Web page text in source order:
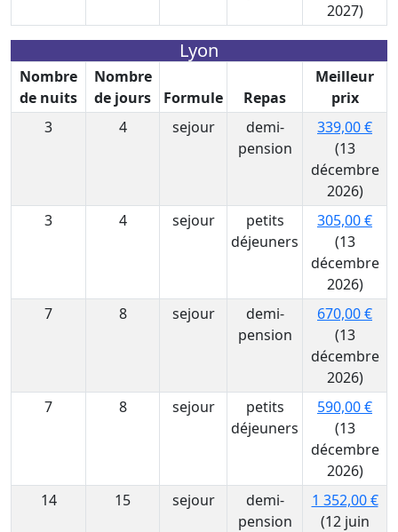
2027)
Lyon
Nombre
de nuits
Nombre
de jours
Formule Repas
Meilleur
prix
3
4 sejour
demi-
pension
339,00 €
(13
décembre
2026)
3
4 sejour
petits
déjeuners
305,00 €
(13
décembre
2026)
7
8 sejour
demi-
pension
670,00 €
(13
décembre
2026)
7
8 sejour
petits
déjeuners
590,00 €
(13
décembre
2026)
14
15 sejour
demi-
pension
1 352,00 €
(12 juin